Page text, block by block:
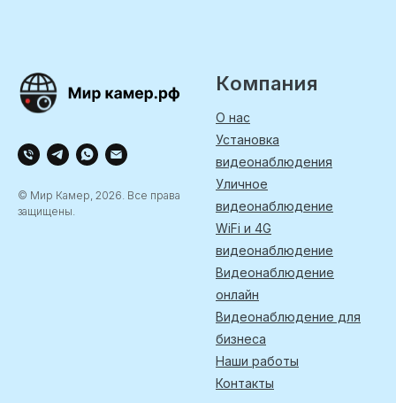
© Мир Камер, 2026. Все права
защищены.
Компания
О нас
Установка
видеонаблюдения
Уличное
видеонаблюдение
WiFi и 4G
видеонаблюдение
Видеонаблюдение
онлайн
Видеонаблюдение для
бизнеса
Наши работы
Контакты